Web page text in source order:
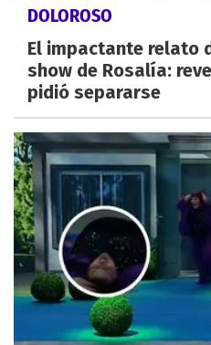
DOLOROSO
El impactante relato
show de Rosalía:
pidió separarse